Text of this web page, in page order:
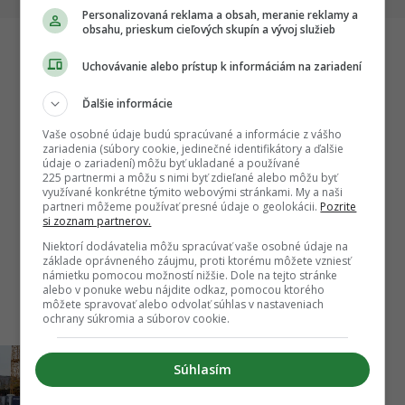
Startitup
Stoličky z tenisiek, sedačky z morských rias:
Dizajnéri menia odpad na luxusné kúsky
nábytku
Construction update:
Proxenta, 19.3.2018
Personalizovaná reklama a obsah, meranie reklamy a
obsahu, prieskum cieľových skupín a vývoj služieb
Uchovávanie alebo prístup k informáciám na zariadení
Ďalšie informácie
Vaše osobné údaje budú spracúvané a informácie z vášho
zariadenia (súbory cookie, jedinečné identifikátory a ďalšie
údaje o zariadení) môžu byť ukladané a používané
225 partnermi a môžu s nimi byť zdieľané alebo môžu byť
využívané konkrétne týmito webovými stránkami. My a naši
partneri môžeme používať presné údaje o geolokácii. Pozrite
si zoznam partnerov.
Niektorí dodávatelia môžu spracúvať vaše osobné údaje na
základe oprávneného záujmu, proti ktorému môžete vzniesť
námietku pomocou možností nižšie. Dole na tejto stránke
alebo v ponuke webu nájdite odkaz, pomocou ktorého
môžete spravovať alebo odvolať súhlas v nastaveniach
ochrany súkromia a súborov cookie.
Súhlasím